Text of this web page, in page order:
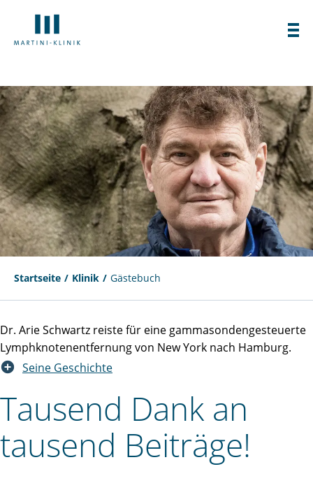
Startseite Klinik Gästebuch
Dr. Arie Schwartz reiste für eine gammasondengesteuerte
Lymphknotenentfernung von New York nach Hamburg.
Seine Geschichte
Tausend Dank an
tausend Beiträge!